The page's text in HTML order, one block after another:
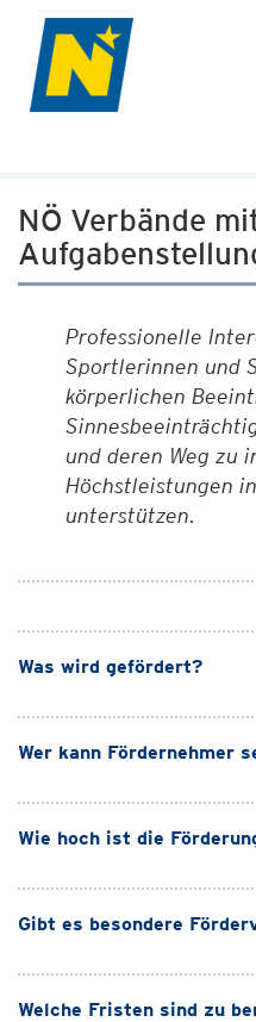
NÖ Verbände
Professionelle
Sportlerinnen und
körperlichen
und deren Weg zu
Höchstleistungen
unterstützen.
Was wird gefördert?
Wer kann Fördernehmer
Wie hoch ist die
Gibt es besondere
Welche Fristen sind zu